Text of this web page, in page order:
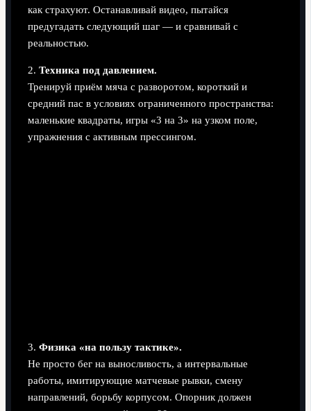
как страхуют. Останавливай видео, пытайся
предугадать следующий шаг — и сравнивай с
реальностью.
2. Техника под давлением.
Тренируй приём мяча с разворотом, короткий и
средний пас в условиях ограниченного пространства:
маленькие квадраты, игры «3 на 3» на узком поле,
упражнения с активным прессингом.
3. Физика «на пользу тактике».
Не просто бег на выносливость, а интервальные
работы, имитирующие матчевые рывки, смену
направлений, борьбу корпусом. Опорник должен